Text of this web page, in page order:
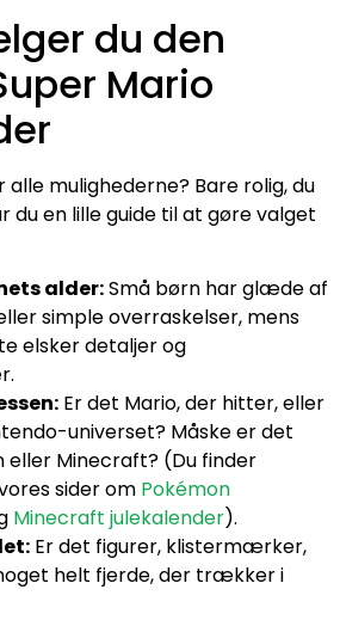
du den
Mario
alle mulighederne? Bare rolig, du
du en lille guide til at gøre valget
alder:Små børn har glæde af
simple overraskelser, mens
elsker detaljer og
Er det Mario, der hitter, eller
universet? Måske er det
eller Minecraft? (Du finder
sider om Pokémon
Minecraft julekalender).
Er det figurer, klistermærker,
helt fjerde, der trækker i